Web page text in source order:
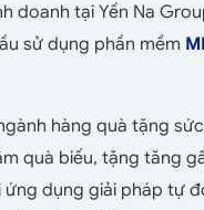
doanh tại Yến Na
sử dụng phần mềm
hàng quà tặng
quà biếu, tặng tăng
dụng giải pháp tự